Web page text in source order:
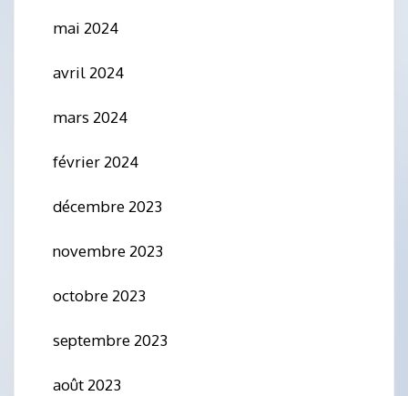
mai 2024
avril 2024
mars 2024
février 2024
décembre 2023
novembre 2023
octobre 2023
septembre 2023
août 2023